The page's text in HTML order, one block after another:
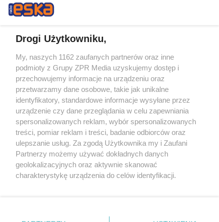
Żaden utwór zamieszczony w serwisie nie może być powielany i
rozpowszechniany lub dalej rozpowszechniany w jakikolwiek sposób (w
tym także elektroniczny lub mechaniczny) na jakimkolwiek polu
eksploatacji w jakiejkolwiek formie, włącznie z umieszczaniem w
Internecie bez pisemnej zgody właściciela praw. Jakiekolwiek użycie lub
wykorzystanie utworów w całości lub w części z naruszeniem prawa,
tzn. bez właściwej zgody, jest zabronione pod groźbą kary i może być
ścigane prawnie.
Drogi Użytkowniku,
My, naszych 1162 zaufanych partnerów oraz inne
podmioty z Grupy ZPR Media uzyskujemy dostęp i
przechowujemy informacje na urządzeniu oraz
przetwarzamy dane osobowe, takie jak unikalne
identyfikatory, standardowe informacje wysyłane przez
urządzenie czy dane przeglądania w celu zapewniania
spersonalizowanych reklam, wybór spersonalizowanych
treści, pomiar reklam i treści, badanie odbiorców oraz
ulepszanie usług. Za zgodą Użytkownika my i Zaufani
Partnerzy możemy używać dokładnych danych
geolokalizacyjnych oraz aktywnie skanować
charakterystykę urządzenia do celów identyfikacji.
zmienić/wycofać klikając przycisk ustawień prywatności